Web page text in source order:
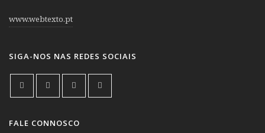
www.webtexto.pt
SIGA-NOS NAS REDES SOCIAIS
FALE CONNOSCO